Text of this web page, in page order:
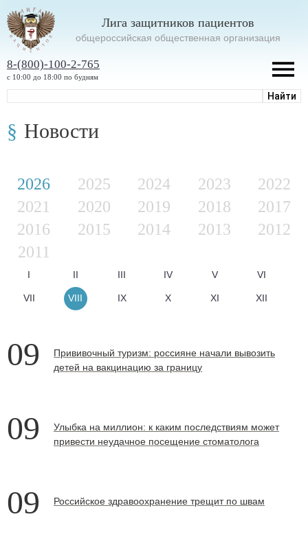
Лига защитников пациентов
oбщероссийская общественная организация
8-(800)-100-2-765
с 10:00 до 18:00 по будням
Новости
2026 2025 2024 2023
2022
2021
2020 2019 2018
2017
2016
2015 2014 2013
2012
2011
I II III IV V VI
VII VIII IX X XI XII
09
Прививочный туризм: россияне начали вывозить
детей на вакцинацию за границу
09
Улыбка на миллион: к каким последствиям может
привести неудачное посещение стоматолога
09 Российское здравоохранение трещит по швам